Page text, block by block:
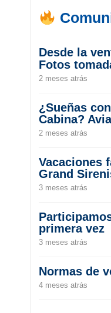
Desde la
Fotos
2 meses atrás
¿Sueñas
Cabina?
2 meses atrás
Vacaciones
Grand
3 meses atrás
primera vez
3 meses atrás
Normas de
4 meses atrás